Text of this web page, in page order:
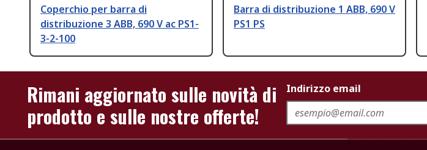
Coperchio per barra di
distribuzione 3 ABB, 690 V ac PS1-
3-2-100
Barra di distribuzione 1 ABB, 690 V
PS1 PS
Rimani aggiornato sulle novità di
prodotto e sulle nostre offerte!
Indirizzo email